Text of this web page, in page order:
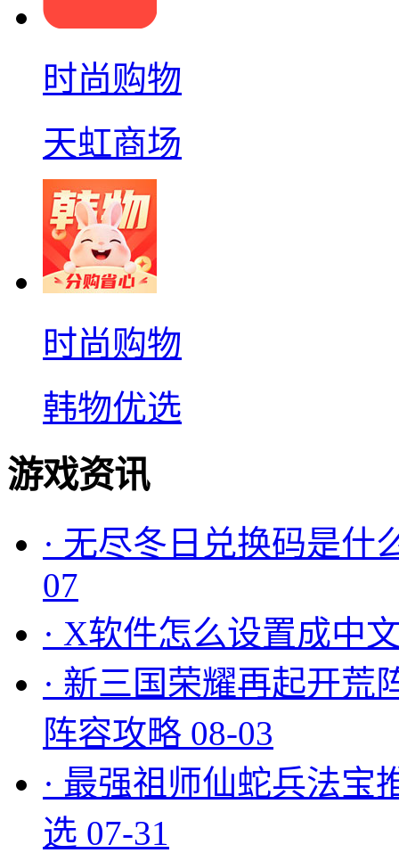
时尚购物
天虹商场
时尚购物
韩物优选
游戏资讯
· 无尽冬日兑换码是什
07
· X软件怎么设置成中
· 新三国荣耀再起开荒
阵容攻略 08-03
· 最强祖师仙蛇兵法宝
选 07-31